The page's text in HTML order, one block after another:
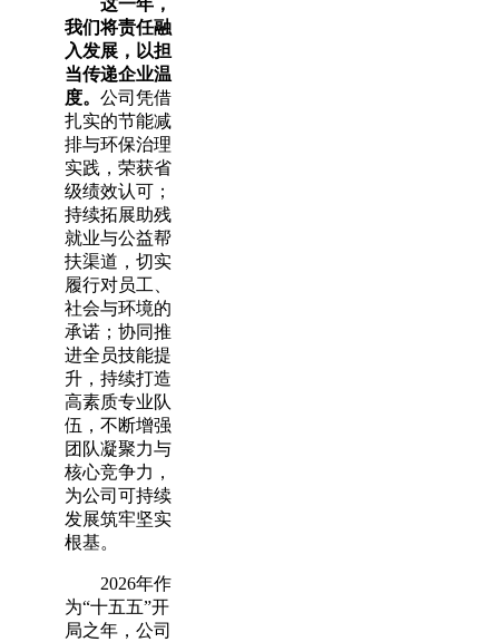
我们将责任融
入发展，以担
当传递企业温
度。 公司凭借
扎实的节能减
排与环保治理
实践，荣获省
级绩效认可；
持续拓展助残
就业与公益帮
扶渠道，切实
履行对员工、
社会与环境的
承诺；协同推
进全员技能提
升，持续打造
高素质专业队
伍，不断增强
团队凝聚力与
核心竞争力，
为公司可持续
发展筑牢坚实
根基。
2026年作
为“十五五”开
局之年，公司